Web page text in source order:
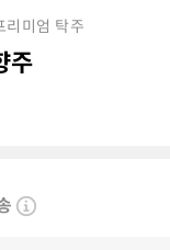
리미엄 탁주
주